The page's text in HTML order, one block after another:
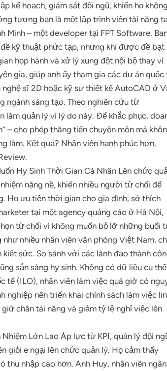
kế hoạch, giám sát đội ngũ, khiến họ không
tượng bạn là một lập trình viên tài năng
Minh – một developer tại FPT Software.
kỹ thuật phức tạp, nhưng khi được đề bạt
họp hành và xử lý xung đột nội bộ thay vì
gia, giúp anh ấy tham gia các dự án quốc
sĩ 2D hoặc kỹ sư thiết kế AutoCAD ở
ngành sáng tạo. Theo nghiên cứu từ
làm quản lý vì lý do này. Để khắc phục,
– cho phép thăng tiến chuyên môn mà
làm. Kết quả? Nhân viên hạnh phúc hơn,
Hy Sinh Thời Gian Cá Nhân Lên chức
nặng nề, khiến nhiều người từ chối để
Họ ưu tiên thời gian cho gia đình, sở thích
tại một agency quảng cáo ở Hà Nội,
từ chối vì không muốn bỏ lỡ những buổi
nhiều nhân viên văn phòng Việt Nam,
sức. So sánh với các lãnh đạo thành
sẵn sàng hy sinh. Không có dữ liệu cụ thể
tế (ILO), nhân viên làm việc quá giờ có
nghiệp nên triển khai chính sách làm việc
chân tài năng và giảm tỷ lệ nghỉ việc lên
Lớn Lao Áp lực từ KPI, quản lý đội
giỏi e ngại lên chức quản lý. Họ cảm thấy
thu nhập cao hơn. Anh Huy, nhân viên ngân